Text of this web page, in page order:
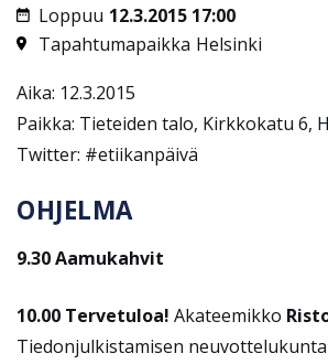
Loppuu 12.3.2015 17:00
Tapahtumapaikka Helsinki
Aika: 12.3.2015
Paikka: Tieteiden talo, Kirkkokatu 6,
Twitter: #etiikanpäivä
OHJELMA
9.30 Aamukahvit
10.00 Tervetuloa! Akateemikko
Tiedonjulkistamisen neuvottelukunta